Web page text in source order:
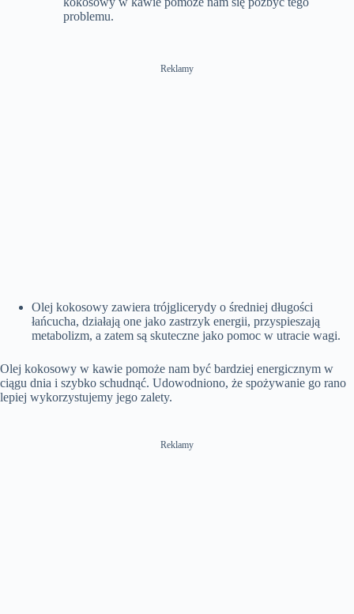
problemu.
Reklamy
Olej kokosowy zawiera trójglicerydy o średniej długości
łańcucha, działają one jako zastrzyk energii, przyspieszają
metabolizm, a zatem są skuteczne jako pomoc w utracie wagi.
Olej kokosowy w kawie pomoże nam być bardziej energicznym w
ciągu dnia i szybko schudnąć. Udowodniono, że spożywanie go rano
lepiej wykorzystujemy jego zalety.
Reklamy